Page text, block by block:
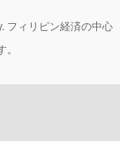
フィリピン経済の中心